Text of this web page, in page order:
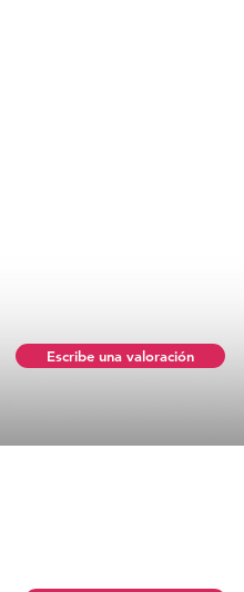
Escribe una valoración